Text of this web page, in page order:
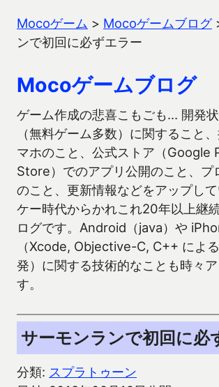
Mocoゲーム > Mocoゲームブログ
ンで初回に必ずエラー
Mocoゲームブログ
ゲーム作成の悲喜こもごも… 開発
（無料ゲーム多数）に関すること
マホのこと、公式ストア（Google
Store）でのアプリ公開のこと、プ
のこと、更新情報などをアップし
ケー時代からかれこれ20年以上継
ログです。Android（java）や
（Xcode, Objective-C, C++ によ
発）に関する技術的なことも時々
す。
サーモンランで初回に必
分類: スプラトゥーン